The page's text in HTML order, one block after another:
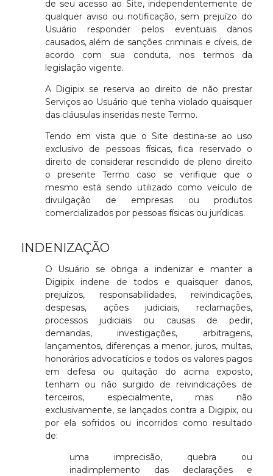
de seu acesso ao Site, independentemente de
qualquer aviso ou notificação, sem prejuízo do
Usuário responder pelos eventuais danos
causados, além de sanções criminais e cíveis, de
acordo com sua conduta, nos termos da
legislação vigente.
A Digipix se reserva ao direito de não prestar
Serviços ao Usuário que tenha violado quaisquer
das cláusulas inseridas neste Termo.
Tendo em vista que o Site destina-se ao uso
exclusivo de pessoas físicas, fica reservado o
direito de considerar rescindido de pleno direito
o presente Termo caso se verifique que o
mesmo está sendo utilizado como veículo de
divulgação de empresas ou produtos
comercializados por pessoas físicas ou jurídicas.
INDENIZAÇÃO
O Usuário se obriga a indenizar e manter a
Digipix indene de todos e quaisquer danos,
prejuízos, responsabilidades, reivindicações,
despesas, ações judiciais, reclamações,
processos judiciais ou causas de pedir,
demandas, investigações, arbitragens,
lançamentos, diferenças a menor, juros, multas,
honorários advocatícios e todos os valores pagos
em defesa ou quitação do acima exposto,
tenham ou não surgido de reivindicações de
terceiros, especialmente, mas não
exclusivamente, se lançados contra a Digipix, ou
por ela sofridos ou incorridos como resultado
de:
uma imprecisão, quebra ou
inadimplemento das declarações e